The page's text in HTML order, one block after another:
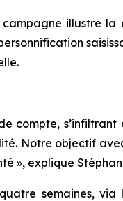
illustre
compte,
Notre objectif
», explique
semaines,